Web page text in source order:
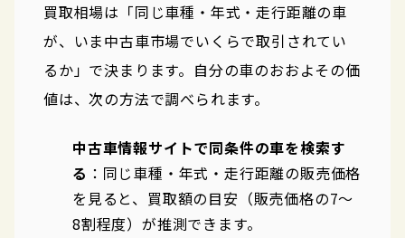
買取相場は「同じ車種・年式・走行距離の車
が、いま中古車市場でいくらで取引されてい
るか」で決まります。自分の車のおおよその価
値は、次の方法で調べられます。
中古車情報サイトで同条件の車を検索す
る ：同じ車種・年式・走行距離の販売価格
を見ると、買取額の目安（販売価格の7〜
8割程度）が推測できます。